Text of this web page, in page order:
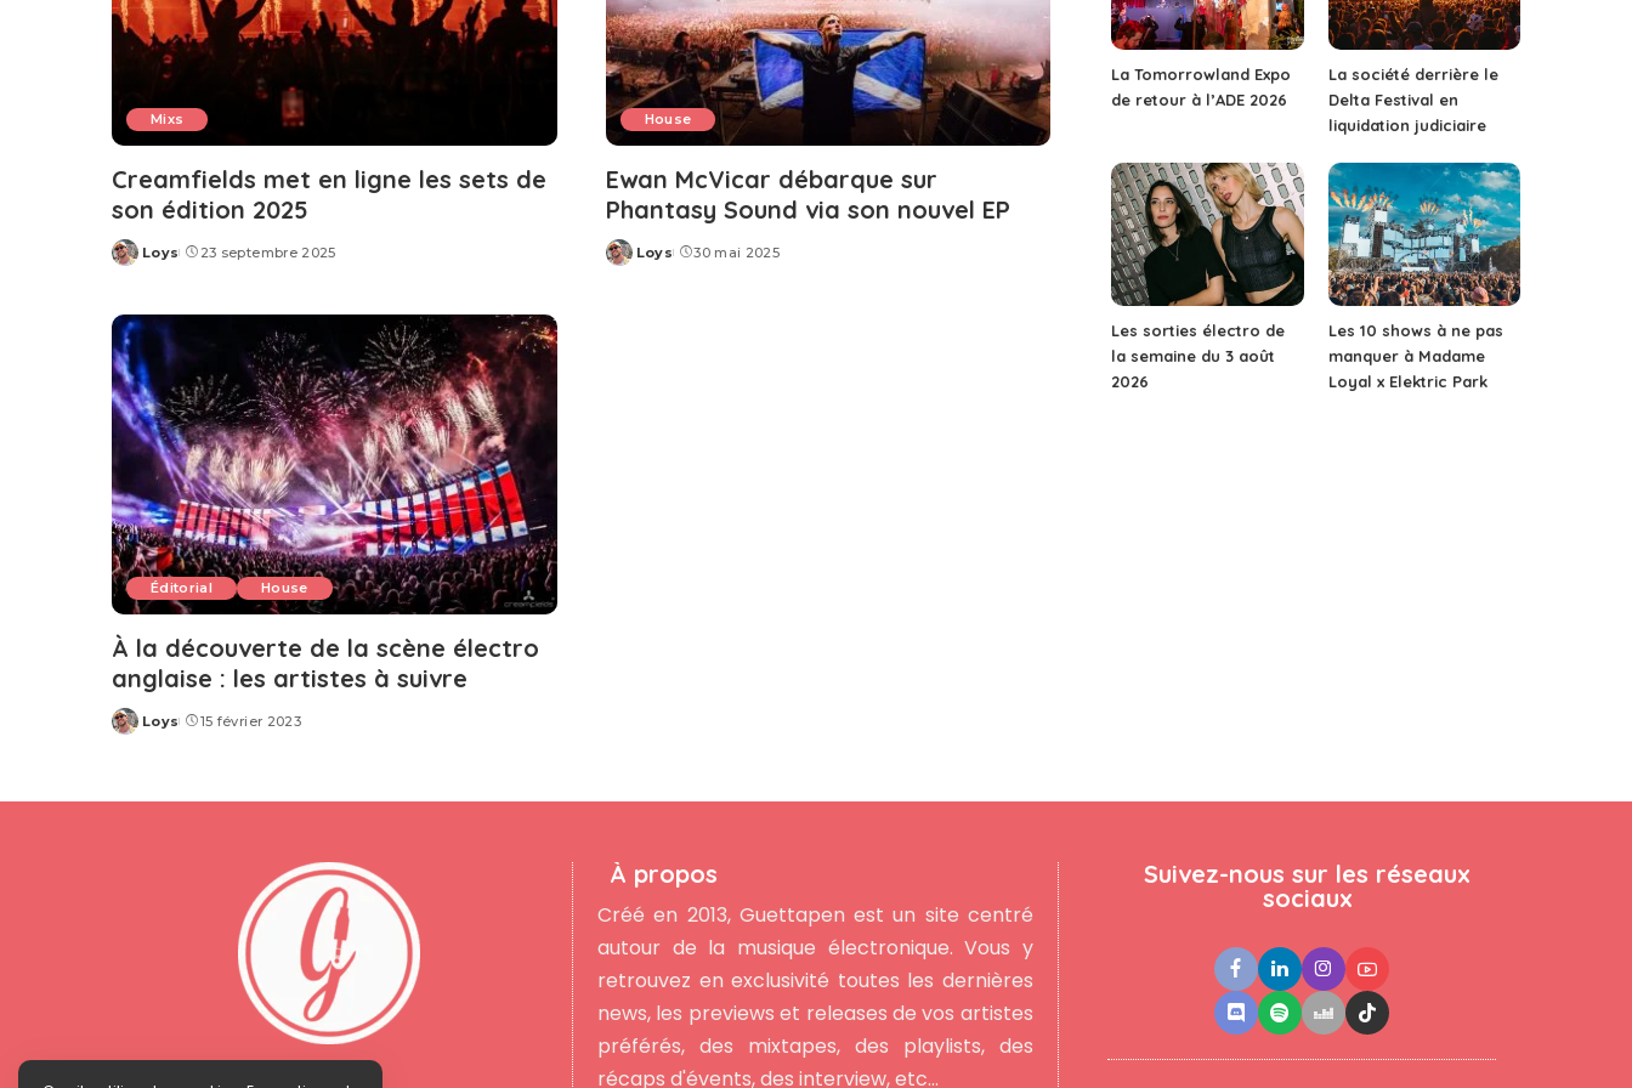
Mixs
Creamfields met en ligne les sets de
son édition 2025
Posted
Loys 23 septembre 2025
House
Ewan McVicar débarque sur
Phantasy Sound via son nouvel EP
Posted
Loys 30 mai 2025
Éditorial House
À la découverte de la scène électro
anglaise : les artistes à suivre
Posted
Loys 15 février 2023
La Tomorrowland Expo
de retour à l’ADE 2026
La société derrière le
Delta Festival en
liquidation judiciaire
Les sorties électro de
la semaine du 3 août
2026
Les 10 shows à ne pas
manquer à Madame
Loyal x Elektric Park
À propos
Créé en 2013, Guettapen est un site centré
autour de la musique électronique. Vous y
retrouvez en exclusivité toutes les dernières
news, les previews et releases de vos artistes
préférés, des mixtapes, des playlists, des
récaps d'évents, des interview, etc...
Suivez-nous sur les réseaux
sociaux